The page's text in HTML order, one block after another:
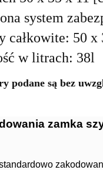
system
całkowite: 50 x
w litrach: 38l
podane są bez
zamka